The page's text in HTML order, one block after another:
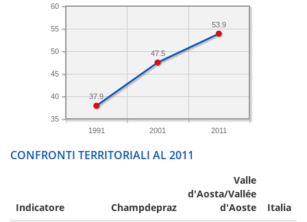
1991 2001 2011
35
40
45
50
55
60
53.9
47.5
37.9
CONFRONTI TERRITORIALI AL 2011
Indicatore Champdepraz
Valle
d'Aosta/Vallée
d'Aoste
Italia